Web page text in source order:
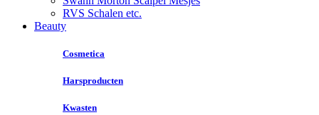
RVS Schalen etc.
Beauty
Cosmetica
Harsproducten
Kwasten